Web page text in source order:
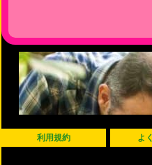
利用規約 よ